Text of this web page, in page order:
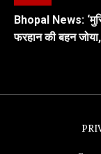
Bhopal News:
फरहान की बहन